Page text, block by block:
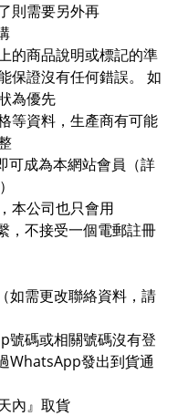
則需要另外再
的商品說明或標記的準
保證沒有任何錯誤。 如
為優先
等資料，生產商有可能
可成為本網站會員（詳
本公司也只會用
，不接受一個電郵註冊
如需更改聯絡資料，請
號碼或相關號碼沒有登
WhatsApp發出到貨通
內』取貨